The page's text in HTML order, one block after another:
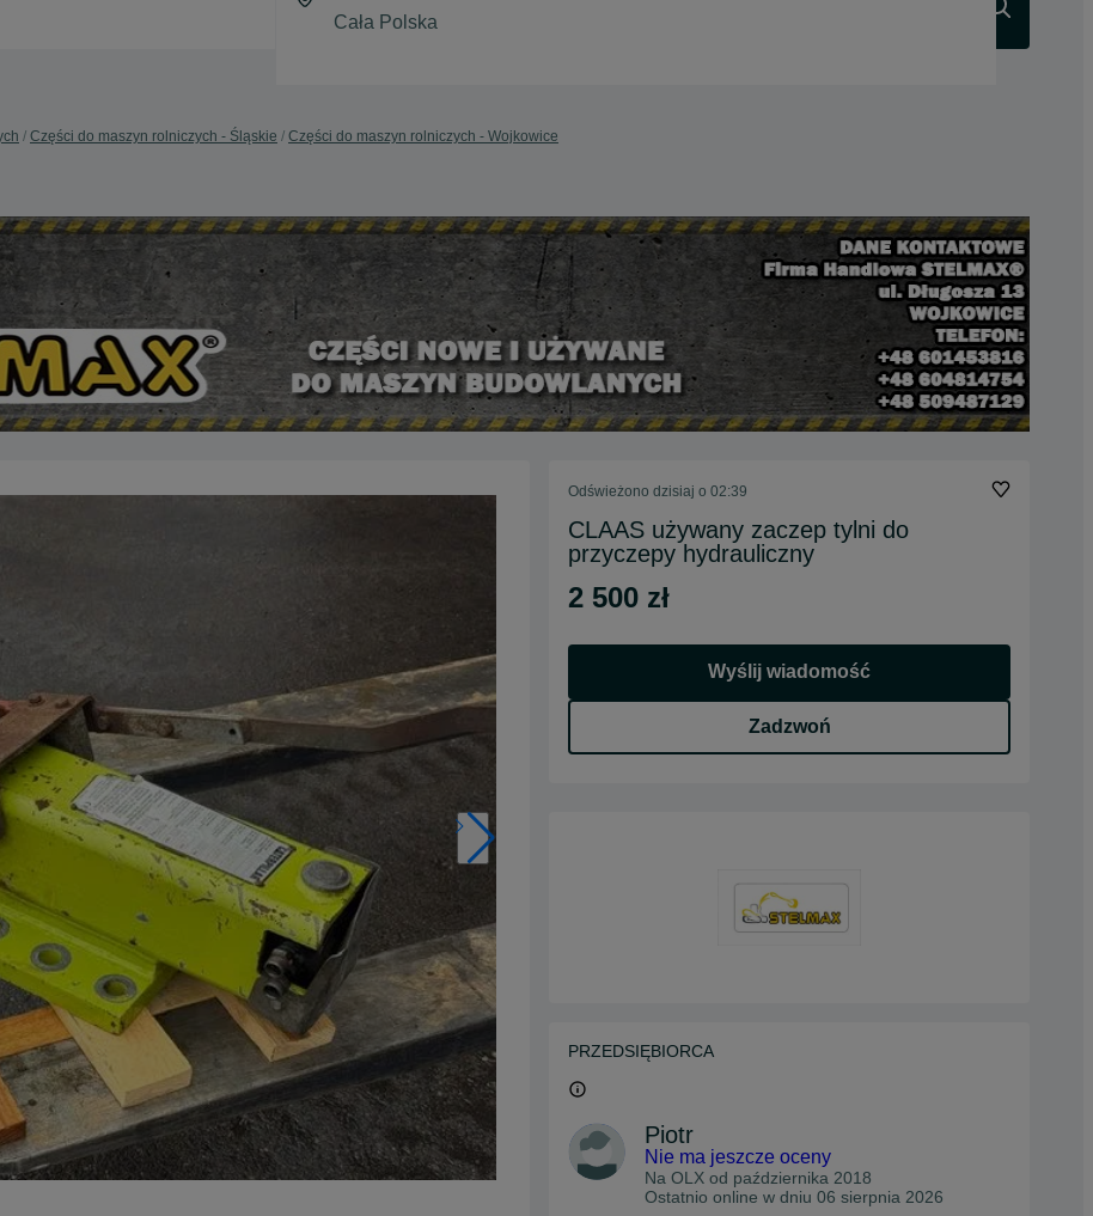
Części do maszyn rolniczych - Śląskie Części do maszyn rolniczych - Wojkowice
Odświeżono dzisiaj o 02:39
CLAAS używany zaczep tylni do
przyczepy hydrauliczny
2 500 zł
Wyślij wiadomość
Zadzwoń
PRZEDSIĘBIORCA
Piotr
Nie ma jeszcze oceny
Na OLX od października 2018
Ostatnio online w dniu 06 sierpnia 2026